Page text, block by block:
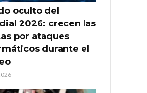
oculto del
2026: crecen las
por ataques
durante el